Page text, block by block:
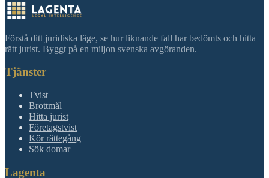
Förstå ditt juridiska läge, se hur liknande fall har bedömts och hitta
rätt jurist. Byggt på en miljon svenska avgöranden.
Tjänster
Tvist
Brottmål
Hitta jurist
Företagstvist
Kör rättegång
Sök domar
Lagenta